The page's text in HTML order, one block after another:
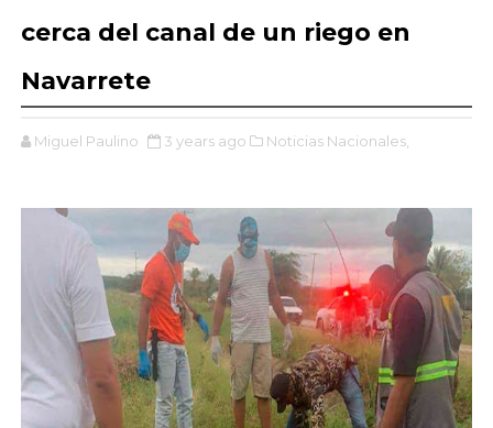
cerca del canal de un riego en
Navarrete
Miguel Paulino 3 years ago Noticias Nacionales,